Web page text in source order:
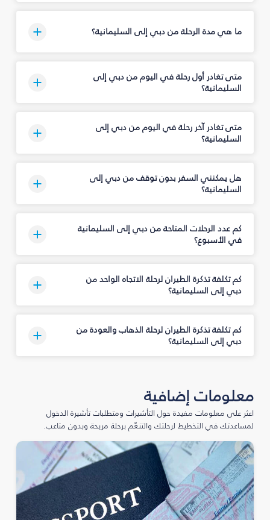
ما هي مدة الرحلة من دبي إلى السليمانية‎؟
متى تغادر أول رحلة في اليوم من دبي إلى
السليمانية‎؟
متى تغادر آخر رحلة في اليوم من دبي إلى
السليمانية‎؟
هل يمكنني السفر بدون توقف من دبي إلى
السليمانية‎؟
كم عدد الرحلات المتاحة من دبي إلى السليمانية‎
في الأسبوع؟
كم تكلفة تذكرة الطيران لرحلة الاتجاه الواحد من
دبي إلى السليمانية‎؟
كم تكلفة تذكرة الطيران لرحلة الذهاب والعودة من
دبي إلى السليمانية‎؟
معلومات إضافية
اعثر على معلومات مفيدة حول التأشيرات ومتطلبات تأشيرة الدخول
لمساعدتك في التخطيط لرحلتك والتنعّم برحلة مريحة وبدون متاعب.